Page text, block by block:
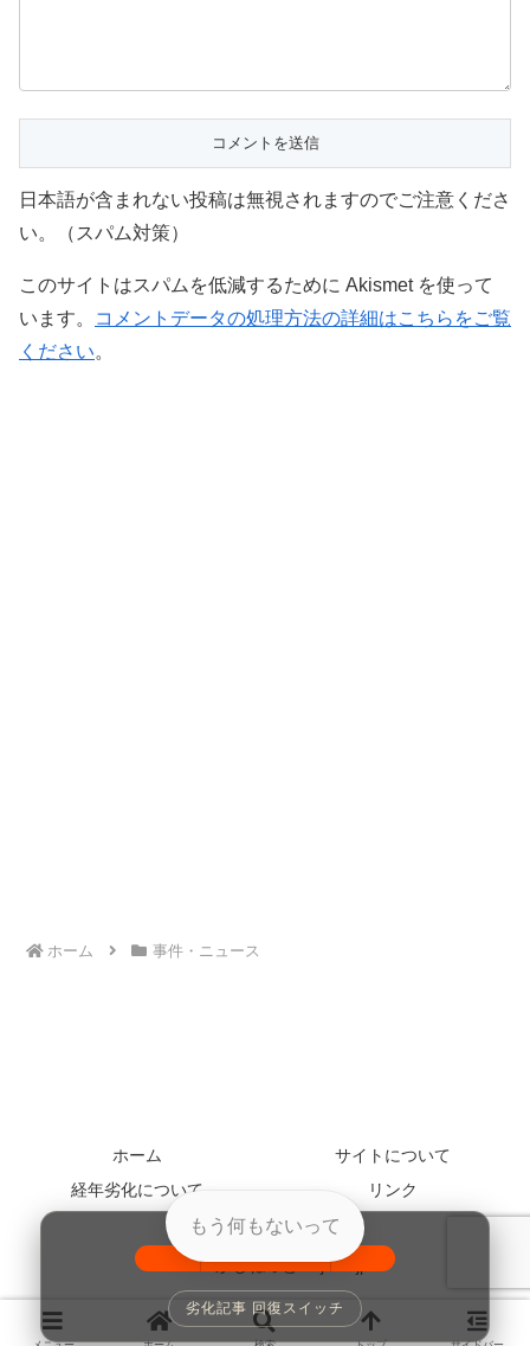
日本語が含まれない投稿は無視されますのでご注意くださ
い。（スパム対策）
このサイトはスパムを低減するために Akismet を使って
います。
コメントデータの処理方法の詳細はこちらをご覧
ください。
ホーム 事件・ニュース
ホーム
サイトについて
経年劣化について
リンク
お問い合わせ
© 2005 かじねっと kajinet.jp.
劣化記事 回復スイッチ
もう何もないって